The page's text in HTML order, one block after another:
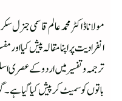
مولانا ڈاکٹر محمد عالم قاسمی جنرل
انفرادیت پر اپنا مقالہ پیش کیا
ترجمہ وتفسیر میں اردو کے عصری
باتوں کو سمیٹ کر پیش کیا گیا